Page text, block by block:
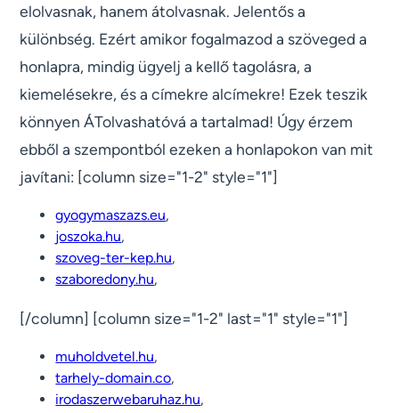
elolvasnak, hanem átolvasnak. Jelentős a
különbség. Ezért amikor fogalmazod a szöveged a
honlapra, mindig ügyelj a kellő tagolásra, a
kiemelésekre, és a címekre alcímekre! Ezek teszik
könnyen ÁTolvashatóvá a tartalmad! Úgy érzem
ebből a szempontból ezeken a honlapokon van mit
javítani: [column size="1-2" style="1"]
gyogymaszazs.eu,
joszoka.hu,
szoveg-ter-kep.hu,
szaboredony.hu,
[/column] [column size="1-2" last="1" style="1"]
muholdvetel.hu,
tarhely-domain.co,
irodaszerwebaruhaz.hu,